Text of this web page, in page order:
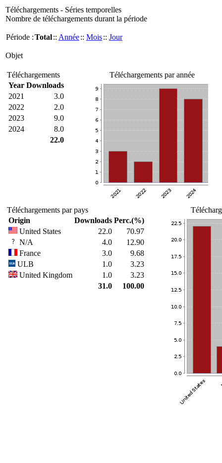
Téléchargements - Séries temporelles
Nombre de téléchargements durant la période
Période :Total:: Année:: Mois:: Jour
Objet
Téléchargements
Year Downloads
2021
3.0
2022
2.0
2023
9.0
2024
8.0
22.0
Téléchargements par année
Téléchargements par pays
Origin
Downloads Perc.(%)
United States
22.0
70.97
N/A
4.0
12.90
France
3.0
9.68
ULB
1.0
3.23
United Kingdom
1.0
3.23
31.0
100.00